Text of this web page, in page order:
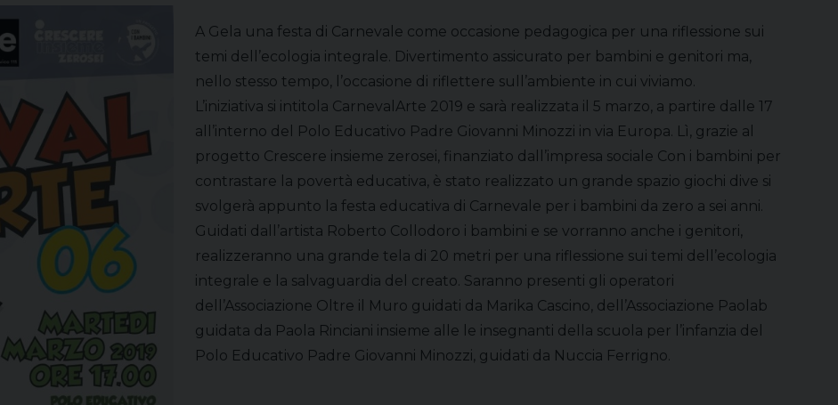
A Gela una festa di Carnevale come occasione pedagogica per una riflessione sui
temi dell’ecologia integrale. Divertimento assicurato per bambini e genitori ma,
nello stesso tempo, l’occasione di riflettere sull’ambiente in cui viviamo.
L’iniziativa si intitola CarnevalArte 2019 e sarà realizzata il 5 marzo, a partire dalle 17
all’interno del Polo Educativo Padre Giovanni Minozzi in via Europa. Lì, grazie al
progetto Crescere insieme zerosei, finanziato dall’impresa sociale Con i bambini per
contrastare la povertà educativa, è stato realizzato un grande spazio giochi dive si
svolgerà appunto la festa educativa di Carnevale per i bambini da zero a sei anni.
Guidati dall’artista Roberto Collodoro i bambini e se vorranno anche i genitori,
realizzeranno una grande tela di 20 metri per una riflessione sui temi dell’ecologia
integrale e la salvaguardia del creato. Saranno presenti gli operatori
dell’Associazione Oltre il Muro guidati da Marika Cascino, dell’Associazione Paolab
guidata da Paola Rinciani insieme alle le insegnanti della scuola per l’infanzia del
Polo Educativo Padre Giovanni Minozzi, guidati da Nuccia Ferrigno.